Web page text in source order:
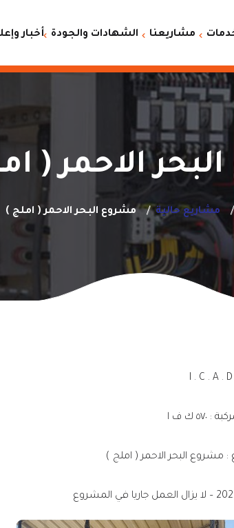
التأجير
المبيعات
قطع الغيار
صيانة وتأجير المعدات
الثقيلة
مشاريعنا
مشاريع حالية
مشاريع منجزة
الشهادات والجودة
اجراءات الصحة والسلامة
أخبار
الاحمر (
مشاريع حالية مشروع البحر الاحمر ( املج )
٥٧٠ ك ف ا
مشروع البحر الاحمر ( املج )